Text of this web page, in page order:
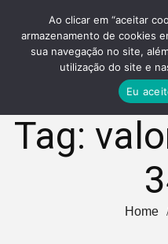
Tag:
Home
Ao clicar em “aceitar
armazenamento de cookies
sua navegação no site,
utilização do site e
Eu